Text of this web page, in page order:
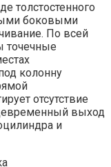
толстостенного
боковыми
По всей
точечные
колонну
отсутствие
выход
и